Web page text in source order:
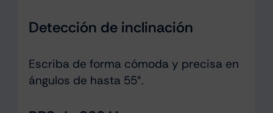
Detección de inclinación
Escriba de forma cómoda y precisa en
ángulos de hasta 55°.